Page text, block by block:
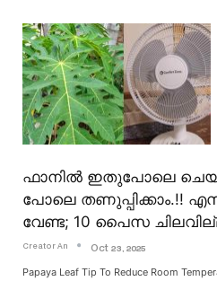
ഫാനിൽ ഇതുപോലെ
പോലെ തണുപ്പിക്കാം.!!
വേണ്ട; 10 പൈസ
Creator An Oct 23, 2025
Papaya Leaf Tip To Reduce Room